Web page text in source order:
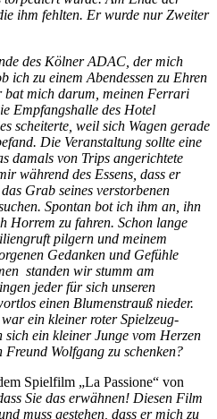
ihm fehlten. Er wurde nur Zweiter
des Kölner ADAC, der mich
ich zu einem Abendessen zu Ehren
bat mich darum, meinen Ferrari
Empfangshalle des Hotel
scheiterte, weil sich Wagen gerade
Die Veranstaltung sollte eine
damals von Trips angerichtete
während des Essens, dass er
Grab seines verstorbenen
Spontan bot ich ihm an, ihn
Horrem zu fahren. Schon lange
pilgern und meinem
Gedanken und Gefühle
standen wir stumm am
jeder für sich unseren
einen Blumenstrauß nieder.
ein kleiner roter Spielzeug-
ein kleiner Junge vom Herzen
Wolfgang zu schenken?
Spielfilm „La Passione“ von
Sie das erwähnen! Diesen Film
muss gestehen, dass er mich zu